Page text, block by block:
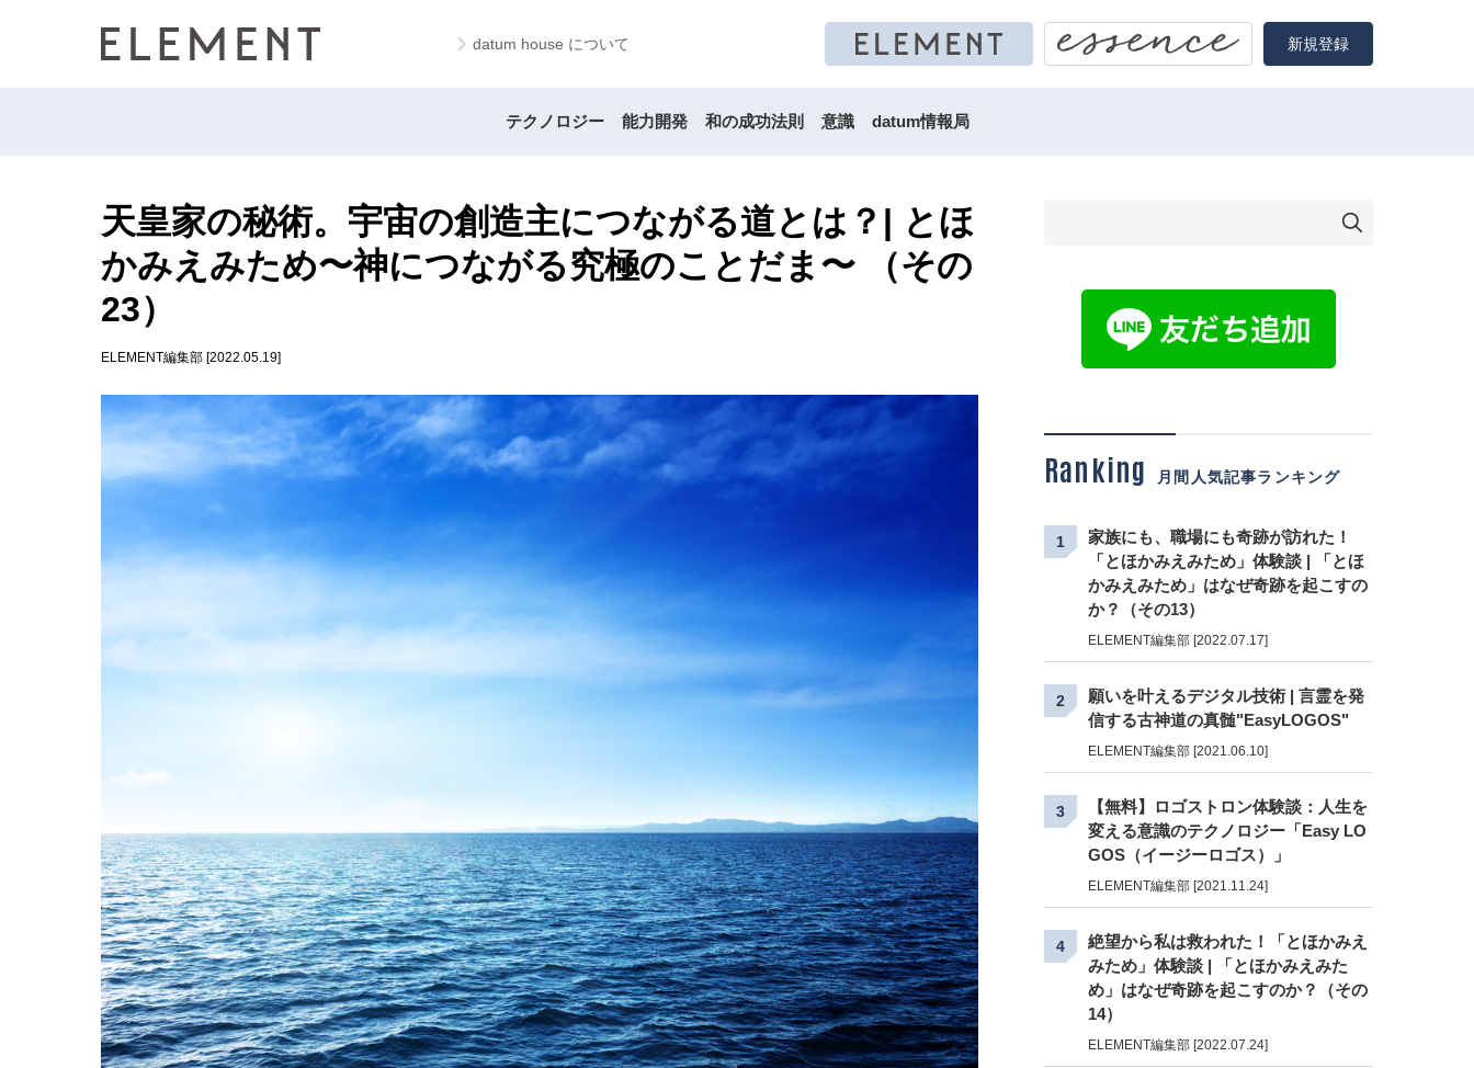
datum house について 新規登録
テクノロジー 能力開発 和の成功法則 意識 datum情報局
天皇家の秘術。宇宙の創造主につながる道とは？| とほ
かみえみため〜神につながる究極のことだま〜 （その
23）
ELEMENT編集部 [2022.05.19]
Ranking 月間人気記事ランキング
1
家族にも、職場にも奇跡が訪れた！
「とほかみえみため」体験談 | 「とほ
かみえみため」はなぜ奇跡を起こすの
か？（その13）
ELEMENT編集部 [2022.07.17]
2
願いを叶えるデジタル技術 | 言霊を発
信する古神道の真髄"EasyLOGOS"
ELEMENT編集部 [2021.06.10]
3
【無料】ロゴストロン体験談：人生を
変える意識のテクノロジー「Easy LO
GOS（イージーロゴス）」
ELEMENT編集部 [2021.11.24]
4
絶望から私は救われた！「とほかみえ
みため」体験談 | 「とほかみえみた
め」はなぜ奇跡を起こすのか？（その
14）
ELEMENT編集部 [2022.07.24]